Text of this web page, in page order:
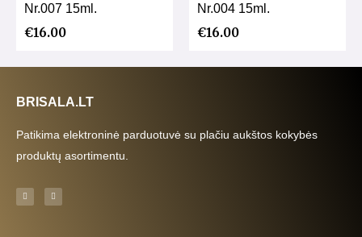
Nr.007 15ml.
€16.00
Nr.004 15ml.
€16.00
BRISALA.LT
Patikima elektroninė parduotuvė su plačiu aukštos kokybės
produktų asortimentu.
F
a
c
I
n
s